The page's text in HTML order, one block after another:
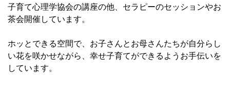
子育て心理学協会の講座の他、 セラピーのセッションやお
茶会開催しています。
ホッとできる空間で、 お子さんとお母さんたちが自分らし
い花を咲かせながら、 幸せ子育てができるようお手伝いを
しています。